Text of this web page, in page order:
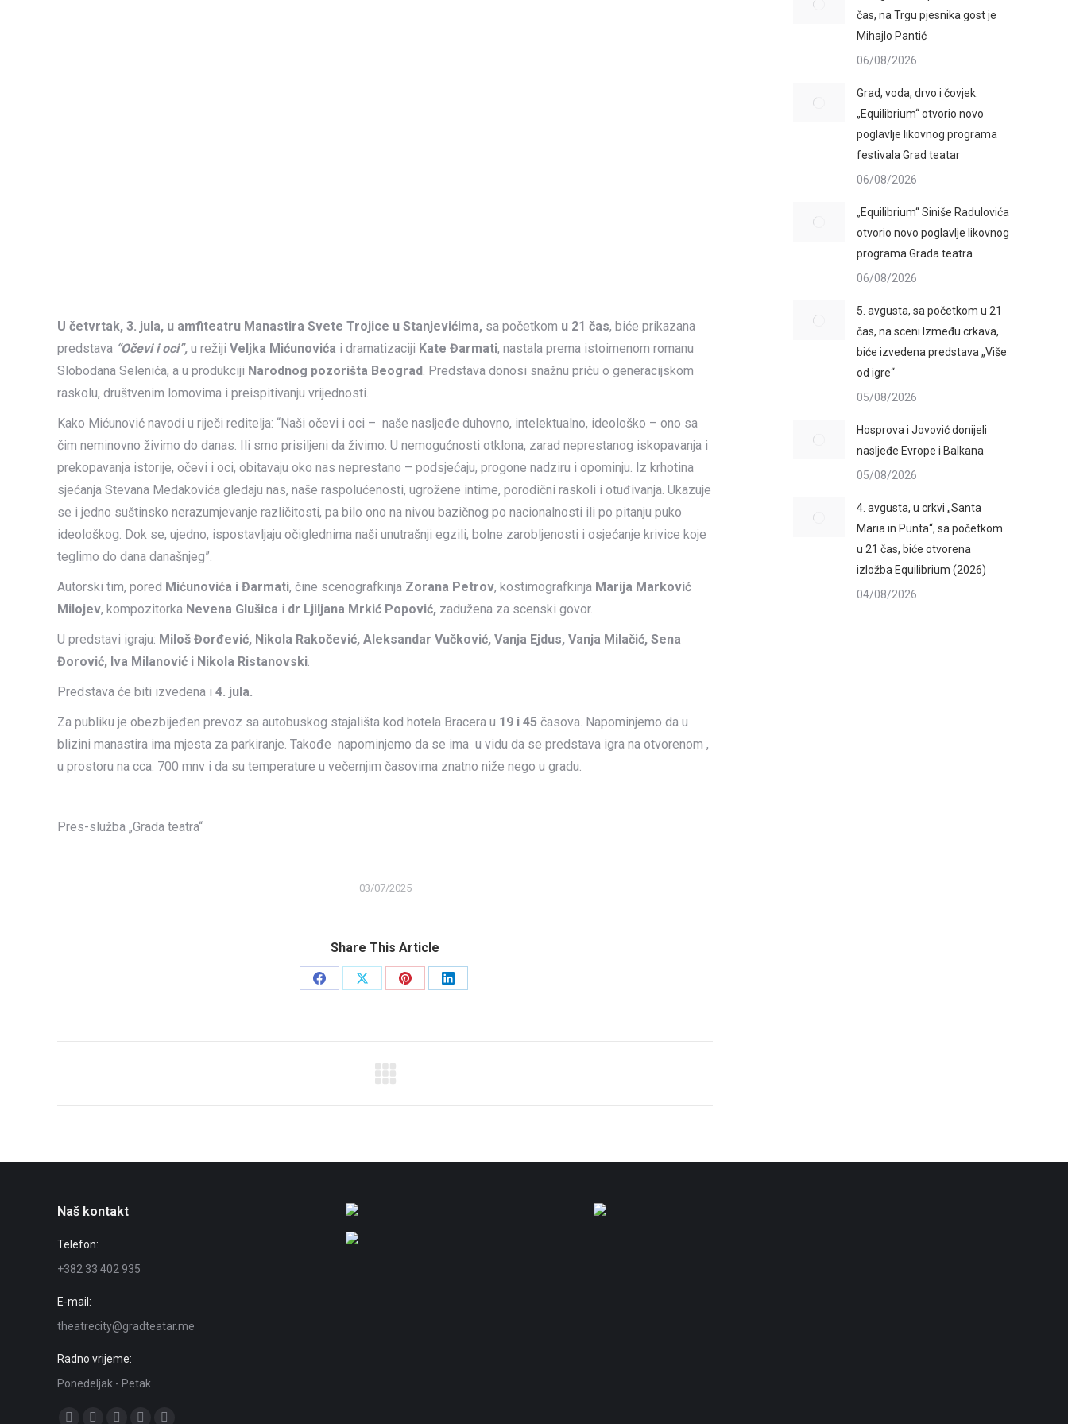
U četvrtak, 3. jula, u amfiteatru Manastira Svete Trojice u Stanjevićima, sa početkom u 21 čas, biće prikazana
predstava “Očevi i oci”, u režiji Veljka Mićunovića i dramatizaciji Kate Đarmati, nastala prema istoimenom romanu
Slobodana Selenića, a u produkciji Narodnog pozorišta Beograd . Predstava donosi snažnu priču o generacijskom
raskolu, društvenim lomovima i preispitivanju vrijednosti.
Kako Mićunović navodi u riječi reditelja: “Naši očevi i oci – naše nasljeđe duhovno, intelektualno, ideološko – ono sa
čim neminovno živimo do danas. Ili smo prisiljeni da živimo. U nemogućnosti otklona, zarad neprestanog iskopavanja i
prekopavanja istorije, očevi i oci, obitavaju oko nas neprestano – podsjećaju, progone nadziru i opominju. Iz krhotina
sjećanja Stevana Medakovića gledaju nas, naše raspolućenosti, ugrožene intime, porodični raskoli i otuđivanja. Ukazuje
se i jedno suštinsko nerazumjevanje različitosti, pa bilo ono na nivou bazičnog po nacionalnosti ili po pitanju puko
ideološkog. Dok se, ujedno, ispostavljaju očiglednima naši unutrašnji egzili, bolne zarobljenosti i osjećanje krivice koje
teglimo do dana današnjeg”.
Autorski tim, pored Mićunovića i Đarmati, čine scenografkinja Zorana Petrov, kostimografkinja Marija Marković
Milojev, kompozitorka Nevena Glušica i dr Ljiljana Mrkić Popović, zadužena za scenski govor.
U predstavi igraju: Miloš Đorđević, Nikola Rakočević, Aleksandar Vučković, Vanja Ejdus, Vanja Milačić, Sena
Đorović, Iva Milanović i Nikola Ristanovski
Predstava će biti izvedena i 4. jula.
Za publiku je obezbijeđen prevoz sa autobuskog stajališta kod hotela Bracera u 19 i 45 časova. Napominjemo da u
blizini manastira ima mjesta za parkiranje. Takođe napominjemo da se ima u vidu da se predstava igra na otvorenom ,
u prostoru na cca. 700 mnv i da su temperature u večernjim časovima znatno niže nego u gradu.
Pres-služba „Grada teatra“
03/07/2025
Share This Article
Share
Share
Share
Share
čas, na Trgu pjesnika gost je
Mihajlo Pantić
06/08/2026
Grad, voda, drvo i čovjek:
„Equilibrium“ otvorio novo
poglavlje likovnog programa
festivala Grad teatar
06/08/2026
„Equilibrium“ Siniše Radulovića
otvorio novo poglavlje likovnog
programa Grada teatra
06/08/2026
5. avgusta, sa početkom u 21
čas, na sceni Između crkava,
biće izvedena predstava „Više
od igre“
05/08/2026
Hosprova i Jovović donijeli
nasljeđe Evrope i Balkana
05/08/2026
4. avgusta, u crkvi „Santa
Maria in Punta“, sa početkom
u 21 čas, biće otvorena
izložba Equilibrium (2026)
04/08/2026
Naš kontakt
Telefon:
+382 33 402 935
E-mail:
theatrecity@gradteatar.me
Radno vrijeme:
Ponedeljak - Petak
Find us on: